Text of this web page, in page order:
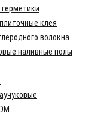
клея
волокна
наливные полы